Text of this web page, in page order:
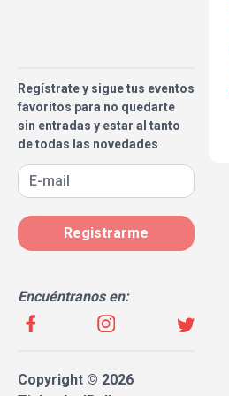
Regístrate y sigue tus eventos
favoritos para no quedarte
sin entradas y estar al tanto
de todas las novedades
Registrarme
Encuéntranos en:
Copyright © 2026